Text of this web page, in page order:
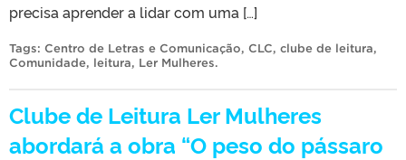
precisa aprender a lidar com uma […]
Tags: Centro de Letras e Comunicação, CLC, clube de leitura,
Comunidade, leitura, Ler Mulheres.
Clube de Leitura Ler Mulheres
abordará a obra “O peso do pássaro